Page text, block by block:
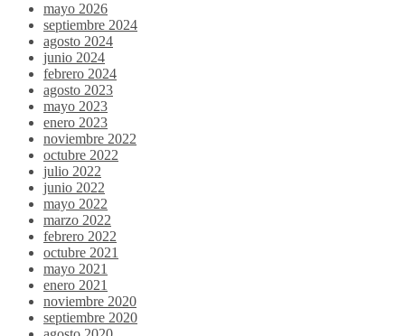
mayo 2026
septiembre 2024
agosto 2024
junio 2024
febrero 2024
agosto 2023
mayo 2023
enero 2023
noviembre 2022
octubre 2022
julio 2022
junio 2022
mayo 2022
marzo 2022
febrero 2022
octubre 2021
mayo 2021
enero 2021
noviembre 2020
septiembre 2020